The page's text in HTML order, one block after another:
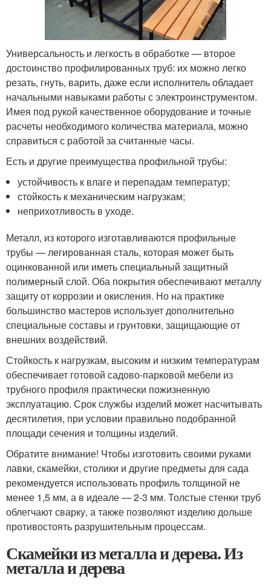
Универсальность и легкость в обработке — второе
достоинство профилированных труб: их можно легко
резать, гнуть, варить, даже если исполнитель обладает
начальными навыками работы с электроинструментом.
Имея под рукой качественное оборудование и точные
расчеты необходимого количества материала, можно
справиться с работой за считанные часы.
Есть и другие преимущества профильной трубы:
устойчивость к влаге и перепадам температур;
стойкость к механическим нагрузкам;
неприхотливость в уходе.
Металл, из которого изготавливаются профильные
трубы — легированная сталь, которая может быть
оцинкованной или иметь специальный защитный
полимерный слой. Оба покрытия обеспечивают металлу
защиту от коррозии и окисления. Но на практике
большинство мастеров использует дополнительно
специальные составы и грунтовки, защищающие от
внешних воздействий.
Стойкость к нагрузкам, высоким и низким температурам
обеспечивает готовой садово-парковой мебели из
трубного профиля практически пожизненную
эксплуатацию. Срок службы изделий может насчитывать
десятилетия, при условии правильно подобранной
площади сечения и толщины изделий.
Обратите внимание! Чтобы изготовить своими руками
лавки, скамейки, столики и другие предметы для сада
рекомендуется использовать профиль толщиной не
менее 1,5 мм, а в идеале — 2-3 мм. Толстые стенки труб
облегчают сварку, а также позволяют изделию дольше
противостоять разрушительным процессам.
Скамейки из металла и дерева. Из
металла и дерева